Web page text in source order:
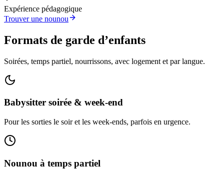
Expérience pédagogique
Trouver une nounou
Formats de garde d’enfants
Soirées, temps partiel, nourrissons, avec logement et par langue.
Babysitter soirée & week‑end
Pour les sorties le soir et les week‑ends, parfois en urgence.
Nounou à temps partiel